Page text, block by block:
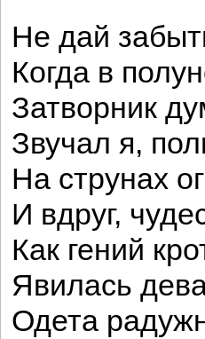
Не дай
Когда в
Затворник
Звучал я,
На струнах
И вдруг,
Как гений
Явилась
Одета